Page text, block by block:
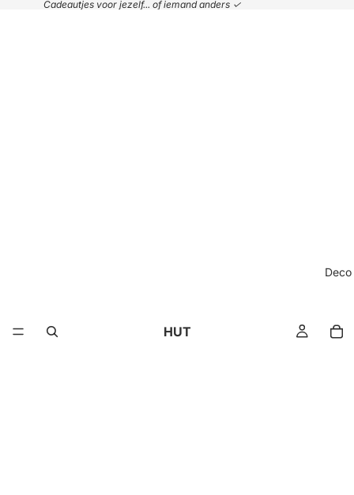
Cadeautjes voor jezelf... of iemand anders ✓
HUT
Deco